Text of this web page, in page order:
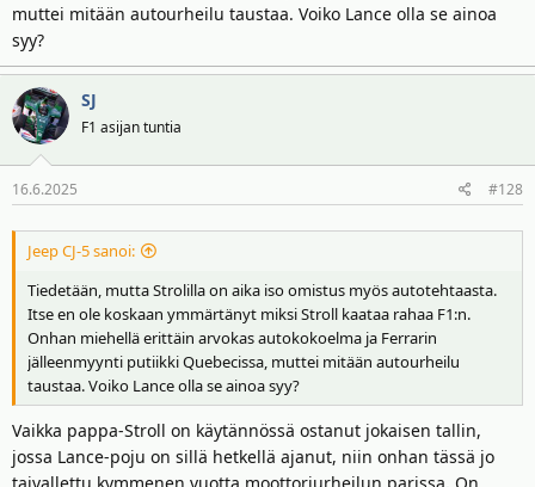
muttei mitään autourheilu taustaa. Voiko Lance olla se ainoa
syy?
SJ
F1 asijan tuntia
16.6.2025 #128
Jeep CJ-5 sanoi:
Tiedetään, mutta Strolilla on aika iso omistus myös autotehtaasta.
Itse en ole koskaan ymmärtänyt miksi Stroll kaataa rahaa F1:n.
Onhan miehellä erittäin arvokas autokokoelma ja Ferrarin
jälleenmyynti putiikki Quebecissa, muttei mitään autourheilu
taustaa. Voiko Lance olla se ainoa syy?
Vaikka pappa-Stroll on käytännössä ostanut jokaisen tallin,
jossa Lance-poju on sillä hetkellä ajanut, niin onhan tässä jo